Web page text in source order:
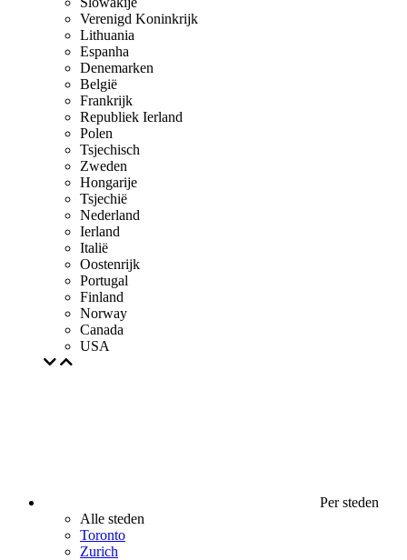
Verenigd Koninkrijk
Lithuania
Espanha
Denemarken
België
Frankrijk
Republiek Ierland
Polen
Tsjechisch
Zweden
Hongarije
Tsjechië
Nederland
Ierland
Italië
Oostenrijk
Portugal
Finland
Norway
Canada
USA
Per steden
Alle steden
Toronto
Zurich